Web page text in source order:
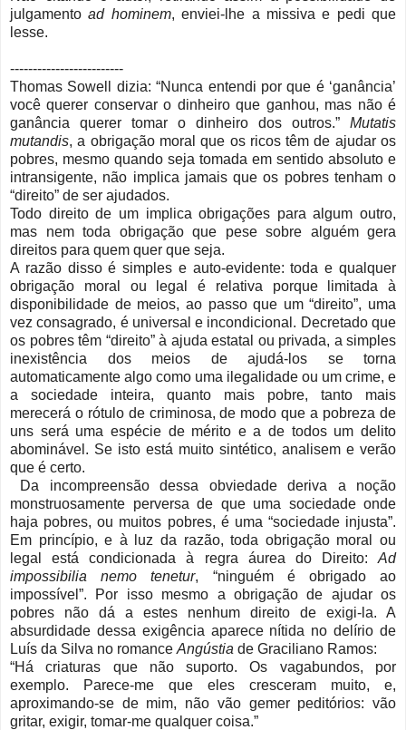
julgamentoad hominem, enviei-lhe a missiva e pedi que
lesse.
-------------------------
Thomas Sowell dizia: “Nunca entendi por que é ‘ganância’
você querer conservar o dinheiro que ganhou, mas não é
ganância querer tomar o dinheiro dos outros.” Mutatis
mutandis, a obrigação moral que os ricos têm de ajudar os
pobres, mesmo quando seja tomada em sentido absoluto e
intransigente, não implica jamais que os pobres tenham o
“direito” de ser ajudados.
Todo direito de um implica obrigações para algum outro,
mas nem toda obrigação que pese sobre alguém gera
direitos para quem quer que seja.
A razão disso é simples e auto-evidente: toda e qualquer
obrigação moral ou legal é relativa porque limitada à
disponibilidade de meios, ao passo que um “direito”, uma
vez consagrado, é universal e incondicional. Decretado que
os pobres têm “direito” à ajuda estatal ou privada, a simples
inexistência dos meios de ajudá-los se torna
automaticamente algo como uma ilegalidade ou um crime, e
a sociedade inteira, quanto mais pobre, tanto mais
merecerá o rótulo de criminosa, de modo que a pobreza de
uns será uma espécie de mérito e a de todos um delito
abominável. Se isto está muito sintético, analisem e verão
que é certo.
Da incompreensão dessa obviedade deriva a noção
monstruosamente perversa de que uma sociedade onde
haja pobres, ou muitos pobres, é uma “sociedade injusta”.
Em princípio, e à luz da razão, toda obrigação moral ou
legal está condicionada à regra áurea do Direito: Ad
impossibilia nemo tenetur, “ninguém é obrigado ao
impossível”. Por isso mesmo a obrigação de ajudar os
pobres não dá a estes nenhum direito de exigi-la. A
absurdidade dessa exigência aparece nítida no delírio de
Luís da Silva no romance Angústia de Graciliano Ramos:
“Há criaturas que não suporto. Os vagabundos, por
exemplo. Parece-me que eles cresceram muito, e,
aproximando-se de mim, não vão gemer peditórios: vão
gritar, exigir, tomar-me qualquer coisa.”